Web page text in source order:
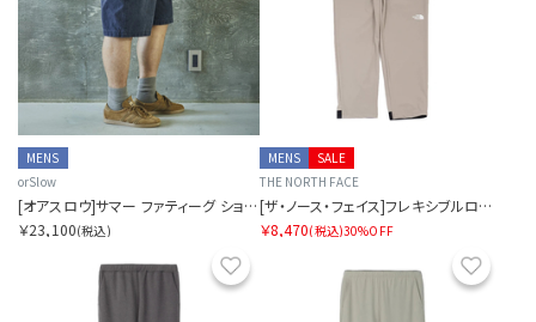
MENS
orSlow
[オアスロウ]サマー ファティーグ ショーツ ブラック
￥23,100(税込)
SALE
MENS
THE NORTH FACE
[ザ・ノース・フェイス]フレキシブルロングパンツ メンズ
￥8,470(税込)30%OFF
お気に入り